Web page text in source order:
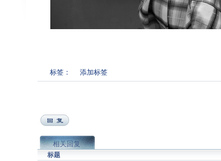
标签： 添加标签
相关回复
标题